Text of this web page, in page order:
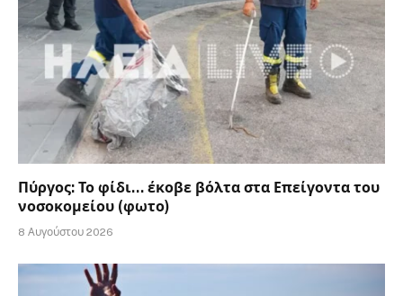
Πύργος: Το φίδι… έκοβε βόλτα στα Επείγοντα του
νοσοκομείου (φωτο)
8 Αυγούστου 2026